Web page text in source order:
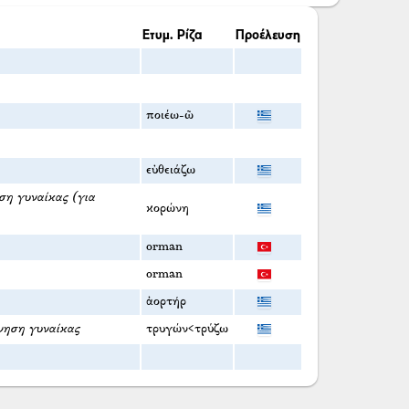
Ετυμ. Ρίζα Προέλευση
ποιέω-ῶ
εὐθειάζω
γυναίκας (για
κορώνη
orman
orman
ἀορτήρ
γυναίκας τρυγών<τρύζω